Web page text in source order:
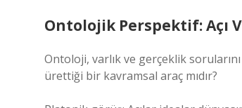
Ontolojik Perspektif: Açı
Ontoloji, varlık ve gerçeklik
ürettiği bir kavramsal araç mıdır?